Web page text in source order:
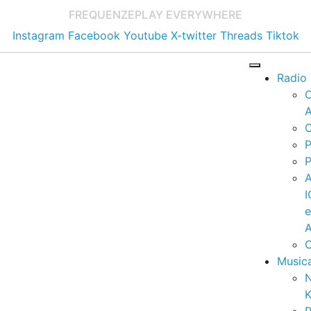
FREQUENZEPLAY EVERYWHERE
Instagram Facebook Youtube X-twitter Threads Tiktok
Radio
e